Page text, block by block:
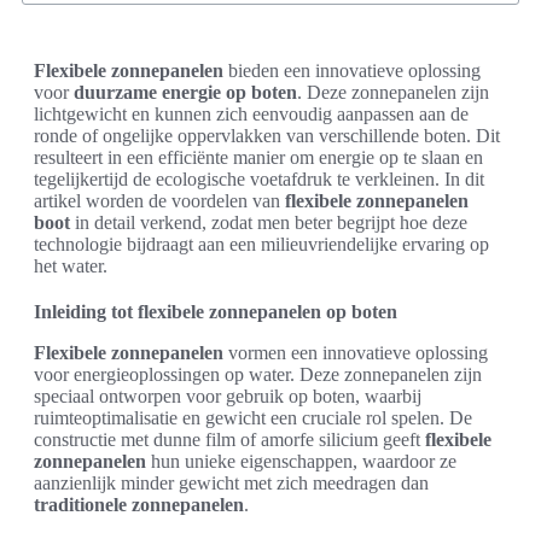
Flexibele zonnepanelen bieden een innovatieve oplossing
voorduurzame energie op boten. Deze zonnepanelen zijn
lichtgewicht en kunnen zich eenvoudig aanpassen aan de
ronde of ongelijke oppervlakken van verschillende boten. Dit
resulteert in een efficiënte manier om energie op te slaan en
tegelijkertijd de ecologische voetafdruk te verkleinen. In dit
artikel worden de voordelen van flexibele zonnepanelen
boot in detail verkend, zodat men beter begrijpt hoe deze
technologie bijdraagt aan een milieuvriendelijke ervaring op
het water.
Inleiding tot flexibele zonnepanelen op boten
Flexibele zonnepanelen vormen een innovatieve oplossing
voor energieoplossingen op water. Deze zonnepanelen zijn
speciaal ontworpen voor gebruik op boten, waarbij
ruimteoptimalisatie en gewicht een cruciale rol spelen. De
constructie met dunne film of amorfe silicium geeft flexibele
zonnepanelen hun unieke eigenschappen, waardoor ze
aanzienlijk minder gewicht met zich meedragen dan
traditionele zonnepanelen.